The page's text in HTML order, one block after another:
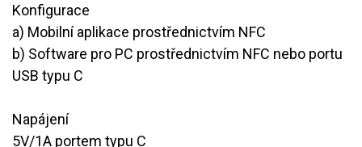
Konfigurace
​a) Mobilní aplikace prostřednictvím NFC
​b) Software pro PC prostřednictvím NFC nebo portu
USB typu C
Napájení
5V/1A portem typu C